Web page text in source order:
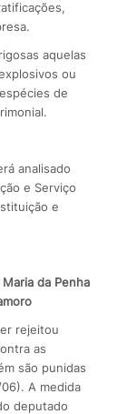
aquelas
ou
de
analisado
e Serviço
e
da Penha
rejeitou
as
são punidas
A medida
deputado